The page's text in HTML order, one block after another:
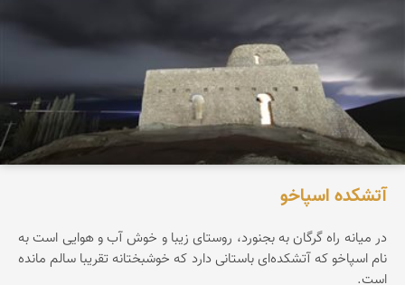
آتشکده اسپاخو
در میانه راه گرگان به بجنورد، روستای زیبا و خوش آب و هوایی است به
نام اسپاخو که آتشکده‌ای باستانی دارد که خوشبختانه تقریبا سالم مانده
است.